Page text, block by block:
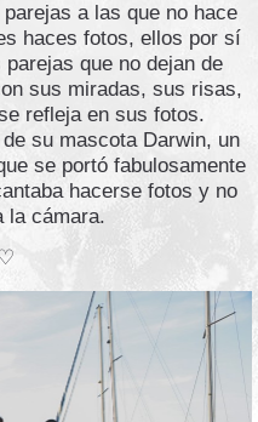
a las que no hace
haces fotos, ellos por sí
que no dejan de
sus miradas, sus risas,
refleja en sus fotos.
su mascota Darwin, un
se portó fabulosamente
hacerse fotos y no
la cámara.